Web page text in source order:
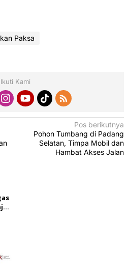
Paksa
Ikuti Kami
Pos berikutnya
Pohon Tumbang di Padang
Selatan, Timpa Mobil dan
Hambat Akses Jalan